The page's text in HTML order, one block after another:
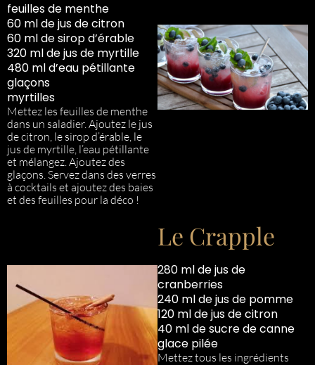
feuilles de menthe
60 ml de jus de citron
60 ml de sirop d’érable
320 ml de jus de myrtille
480 ml d’eau pétillante
glaçons
myrtilles
Mettez les feuilles de menthe
dans un saladier. Ajoutez le jus
de citron, le sirop d’érable, le
jus de myrtille, l’eau pétillante
et mélangez. Ajoutez des
glaçons. Servez dans des verres
à cocktails et ajoutez des baies
et des feuilles pour la déco !
Le Crapple
280 ml de jus de
cranberries
240 ml de jus de pomme
120 ml de jus de citron
40 ml de sucre de canne
glace pilée
Mettez tous les ingrédients